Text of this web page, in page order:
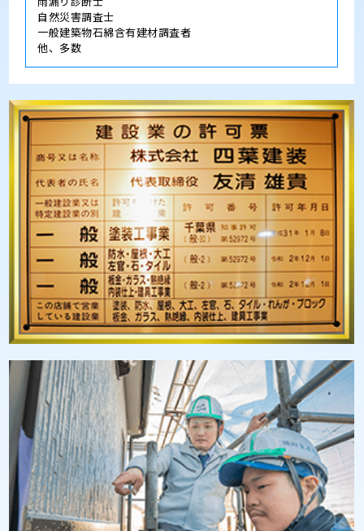
自然災害調査士
一般建築物石綿含有建材調査者
他、多数